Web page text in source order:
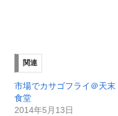
関連
市場でカサゴフライ＠天末
食堂
2014年5月13日